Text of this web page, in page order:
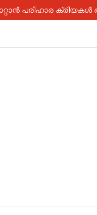
പരിഹാര ക്രിയകൾ